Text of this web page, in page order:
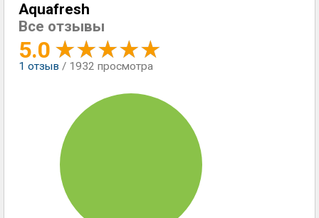
Aquafresh
Все отзывы
5.0
1 отзыв / 1932 просмотра